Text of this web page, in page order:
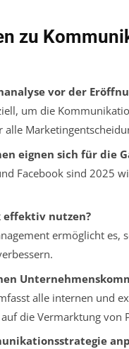
zu
vor der
um die
eignen sich für die
Facebook sind 2025
effektiv nutzen?
ermöglicht es,
alle internen und
die Vermarktung von